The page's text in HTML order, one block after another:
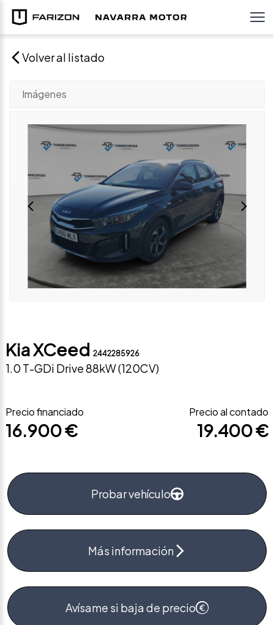
Volver al listado
Imágenes
Kia XCeed 2442285926
1.0 T-GDi Drive 88kW (120CV)
Precio financiado
16.900 €
Precio al contado
19.400 €
Probar vehículo
Más información
Avísame si baja de precio